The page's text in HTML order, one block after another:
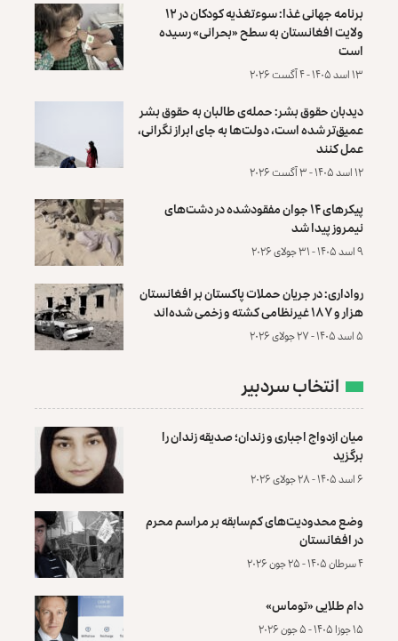
برنامه جهانی غذا: سوءتغذیه کودکان در ۱۲
ولایت افغانستان به سطح «بحرانی» رسیده
است
۱۳ اسد ۱۴۰۵ - ۴ آگست ۲۰۲۶
دیدبان حقوق بشر: حمله‌ی طالبان به حقوق بشر
عمیق‌تر شده است، دولت‌ها به جای ابراز نگرانی،
عمل کنند
۱۲ اسد ۱۴۰۵ - ۳ آگست ۲۰۲۶
پیکرهای ۱۴ جوان مفقودشده در دشت‌های
نیمروز پیدا شد
۹ اسد ۱۴۰۵ - ۳۱ جولای ۲۰۲۶
رواداری: در جریان حملات پاکستان بر افغانستان
هزار و ۱۸۷ غیرنظامی کشته و زخمی شده‌اند
۵ اسد ۱۴۰۵ - ۲۷ جولای ۲۰۲۶
انتخاب سردبیر
میان ازدواج اجباری و زندان؛ صدیقه زندان را
برگزید
۶ اسد ۱۴۰۵ - ۲۸ جولای ۲۰۲۶
وضع محدودیت‌های کم‌سابقه بر مراسم محرم
در افغانستان
۴ سرطان ۱۴۰۵ - ۲۵ جون ۲۰۲۶
دام طلایی «توماس»
۱۵ جوزا ۱۴۰۵ - ۵ جون ۲۰۲۶